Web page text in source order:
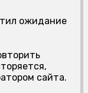
ожидание
сайта.